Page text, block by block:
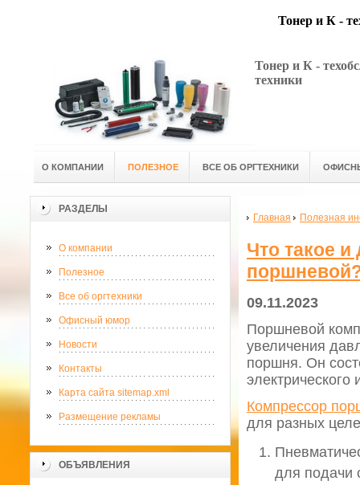
Тонер и К -
Тонер и К -
техники
О КОМПАНИИ ПОЛЕЗНОЕ ВСЕ ОБ ОРГТЕХНИКИ
РАЗДЕЛЫ
О компании
Полезное
Все об оргтехники
Офисный юмор
Новости
Контакты
Карта сайта sitemap.xml
Размещение рекламы
ОБЪЯВЛЕНИЯ
Главная Полезная
Что такое и
09.11.2023
Поршневой
увеличения
поршня. Он
электрического
Компрессор
для разных
для подачи